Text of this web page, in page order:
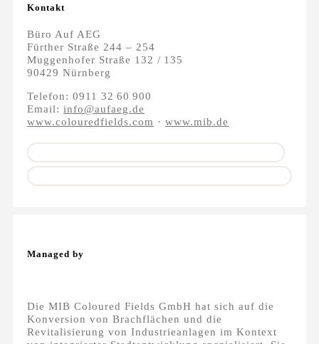
Kontakt
Büro Auf AEG
Fürther Straße 244 – 254
Muggenhofer Straße 132 / 135
90429 Nürnberg
Telefon: 0911 32 60 900
Email: info@aufaeg.de
www.colouredfields.com · www.mib.de
Managed by
Die MIB Coloured Fields GmbH hat sich auf die
Konversion von Brachflächen und die
Revitalisierung von Industrieanlagen im Kontext